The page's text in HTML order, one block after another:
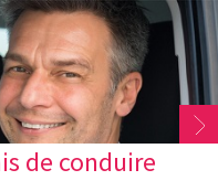
de conduire